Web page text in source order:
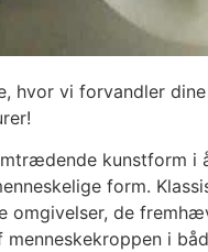
hvor vi forvandler
kunstform i
form.
omgivelser, de
i